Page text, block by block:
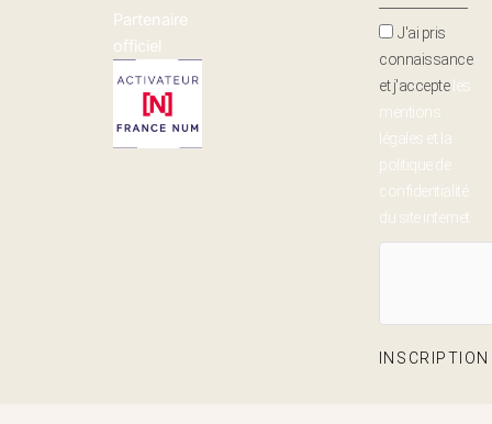
J'ai pris
connaissance
et j'accepte les
mentions
légales et la
politique de
confidentialité
du site internet